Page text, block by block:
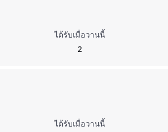
ได้รับเมื่อวานนี้
2
ได้รับเมื่อวานนี้